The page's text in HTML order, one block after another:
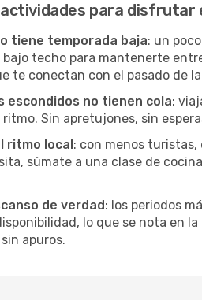
para disfrutar
tiene temporada baja: un
bajo techo para mantenerte
te conectan con el pasado de
escondidos no tienen cola:
Sin apretujones, sin
ritmo local: con menos turistas,
súmate a una clase de
de verdad: los periodos
lo que se nota en
apuros.